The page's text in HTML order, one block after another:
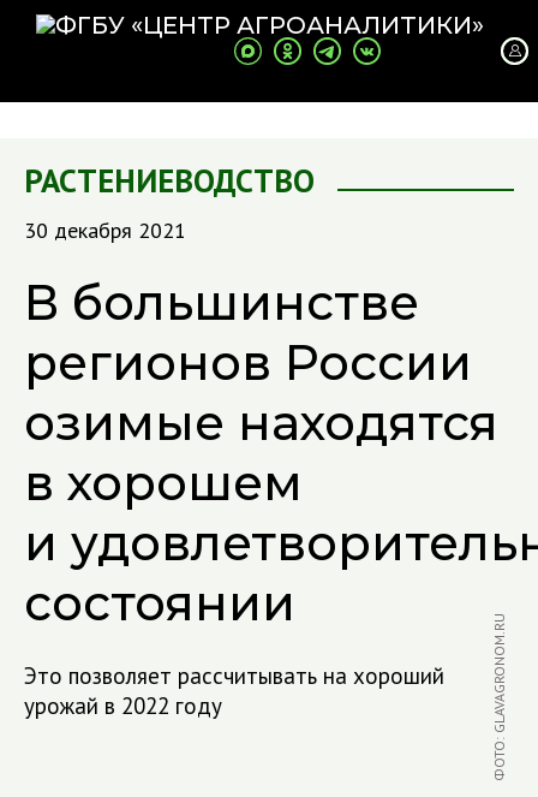
РАСТЕНИЕВОДСТВО
30 декабря 2021
В большинстве
регионов России
озимые находятся
в хорошем
и
состоянии
Это позволяет рассчитывать на хороший
урожай в 2022 году
ФОТО: GLAVAGRONOM.RU